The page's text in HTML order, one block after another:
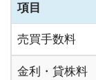
項目
売買手数料
金利・貸株料